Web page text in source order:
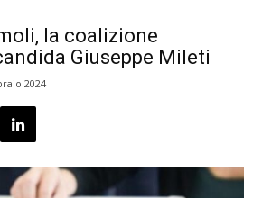
la coalizione
Giuseppe Mileti
2024